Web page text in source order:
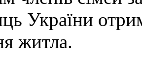
України
житла.